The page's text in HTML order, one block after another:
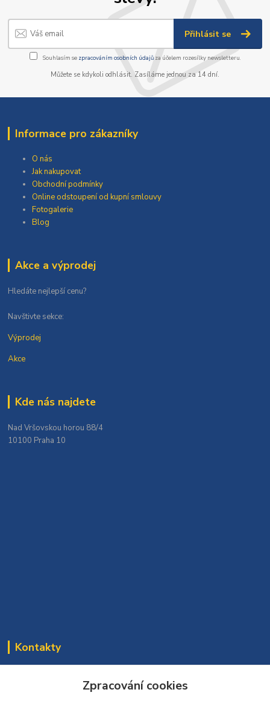
Přihlásit se
Souhlasím se zpracováním osobních údajůza účelem rozesílky newsletteru.
Můžete se kdykoli odhlásit. Zasíláme jednou za 14 dní.
Informace pro zákazníky
O nás
Jak nakupovat
Obchodní podmínky
Online odstoupení od kupní smlouvy
Fotogalerie
Blog
Akce a výprodej
Hledáte nejlepší cenu?
Navštivte sekce:
Výprodej
Akce
Kde nás najdete
Nad Vršovskou horou 88/4
10100 Praha 10
Kontakty
Zpracování cookies